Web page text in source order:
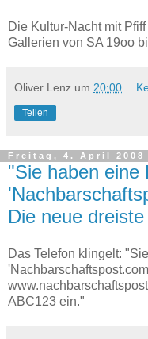
Die Kultur-Nacht mit
Gallerien von SA 19oo
Oliver Lenz um 20:00
Teilen
Freitag, 4. April 2008
"Sie haben eine
Die neue
Das Telefon klingelt:
ABC123 ein."